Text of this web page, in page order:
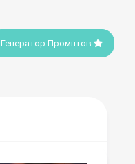
Генератор Промптов